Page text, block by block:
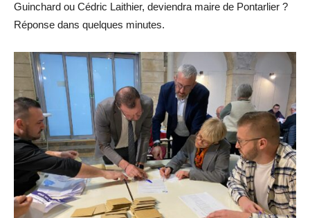
Guinchard ou Cédric Laithier, deviendra maire de Pontarlier ?
Réponse dans quelques minutes.